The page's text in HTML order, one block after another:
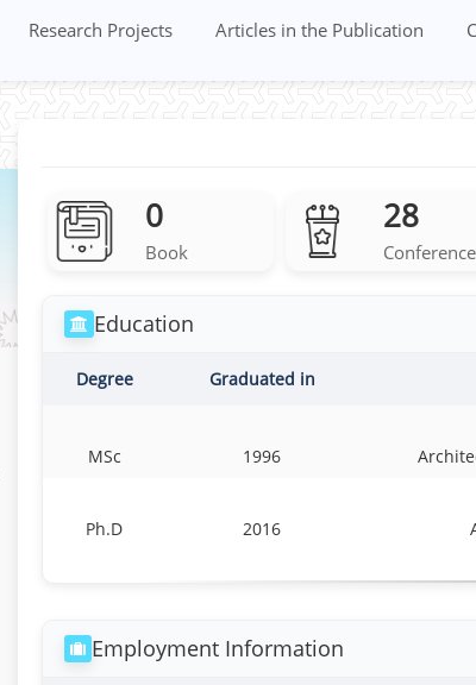
Articles in the Publication
Research Projects
28
Conference
0
Book
Education
Degree Graduated in
MSc 1996
Ph.D 2016
Employment Information